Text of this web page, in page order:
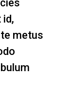
id,
metus